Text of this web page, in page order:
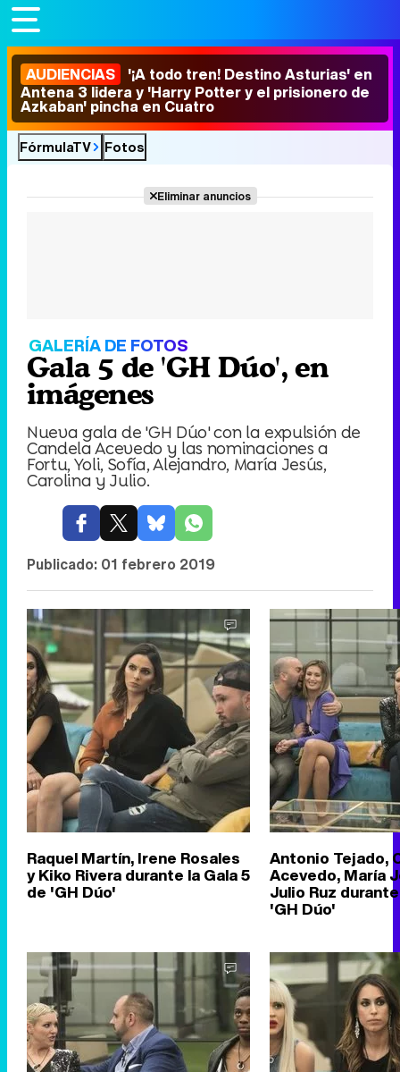
AUDIENCIAS '¡A todo tren! Destino Asturias' en
Antena 3 lidera y 'Harry Potter y el prisionero de
Azkaban' pincha en Cuatro
FórmulaTV Fotos
Eliminar anuncios
GALERÍA DE FOTOS
Gala 5 de 'GH Dúo', en
imágenes
Nueva gala de 'GH Dúo' con la expulsión de
Candela Acevedo y las nominaciones a
Fortu, Yoli, Sofía, Alejandro, María Jesús,
Carolina y Julio.
Publicado: 01 febrero 2019
Raquel Martín, Irene Rosales
y Kiko Rivera durante la Gala 5
de 'GH Dúo'
Antonio Tejado,
Acevedo, María
Julio Ruz
'GH Dúo'